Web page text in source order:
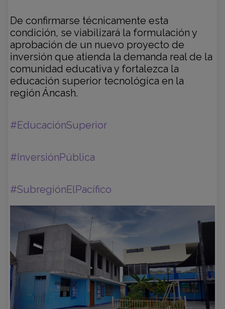
De confirmarse técnicamente esta
condición, se viabilizará la formulación y
aprobación de un nuevo proyecto de
inversión que atienda la demanda real de la
comunidad educativa y fortalezca la
educación superior tecnológica en la
región Áncash.
#EducaciónSuperior
#InversiónPública
#SubregiónElPacífico